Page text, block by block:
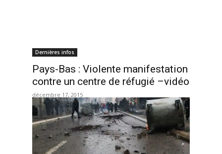
Dernières infos
Pays-Bas : Violente manifestation
contre un centre de réfugié –vidéo
décembre 17, 2015